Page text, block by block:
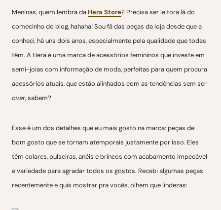
Meninas, quem lembra da Hera Store? Precisa ser leitora lá do
comecinho do blog, hahaha! Sou fã das peças da loja desde que a
conheci, há uns dois anos, especialmente pela qualidade que todas
têm. A Hera é uma marca de acessórios femininos que investe em
semi-joias com informação de moda, perfeitas para quem procura
acessórios atuais, que estão alinhados com as tendências sem ser
over, sabem?
Esse é um dos detalhes que eu mais gosto na marca: peças de
bom gosto que se tornam atemporais justamente por isso. Eles
têm colares, pulseiras, anéis e brincos com acabamento impecável
e variedade para agradar todos os gostos. Recebi algumas peças
recentemente e quis mostrar pra vocês, olhem que lindezas: